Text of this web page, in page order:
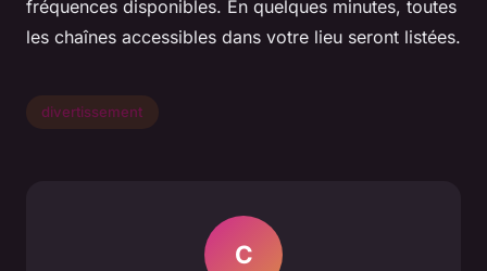
fréquences disponibles. En quelques minutes, toutes
les chaînes accessibles dans votre lieu seront listées.
divertissement
C